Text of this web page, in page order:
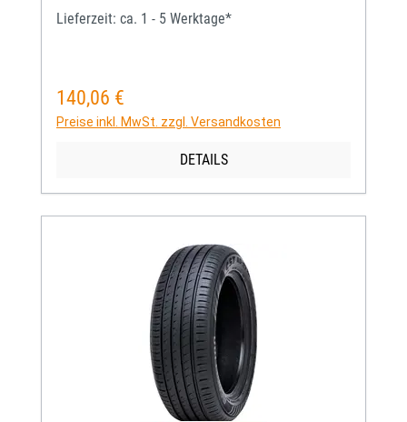
Lieferzeit: ca. 1 - 5 Werktage*
Regulärer Preis:
140,06 €
Preise inkl. MwSt. zzgl. Versandkosten
DETAILS